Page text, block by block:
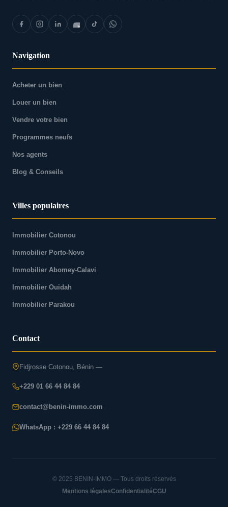
Navigation
Acheter un bien
Louer un bien
Vendre votre bien
Programmes neufs
Nos agents
Blog & Conseils
Villes populaires
Immobilier Cotonou
Immobilier Porto-Novo
Immobilier Abomey-Calavi
Immobilier Ouidah
Immobilier Parakou
Contact
Fidjrosse Cotonou, Bénin —
+229 01 66 44 84 84
contact@benin-immo.com
WhatsApp : +229 66 44 84 84
© 2025 BENIN-IMMO — Tous droits réservés
Mentions légalesConfidentialitéCGU